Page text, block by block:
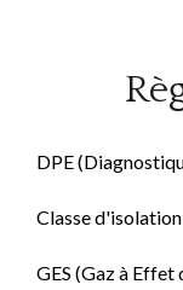
DPE
Classe
GES (Gaz à Effet